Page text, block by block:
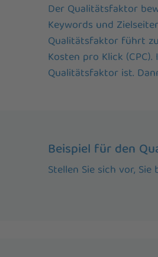
Der Qualitätsfaktor
Keywords und
Qualitätsfaktor führt
Kosten pro Klick
Qualitätsfaktor ist.
Beispiel für den
Stellen Sie sich vor,